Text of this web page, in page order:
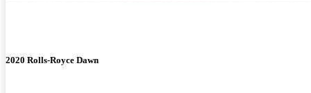
2020 Rolls-Royce Dawn